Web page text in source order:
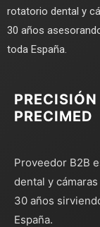
rotatorio dental y
30 años
toda España.
PRECIMED
Proveedor B2B
dental y
30 años
España.